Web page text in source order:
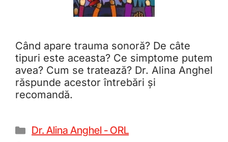
Când apare trauma sonoră? De câte
tipuri este aceasta? Ce simptome putem
avea? Cum se tratează? Dr. Alina Anghel
răspunde acestor întrebări și
recomandă.
Dr. Alina Anghel - ORL